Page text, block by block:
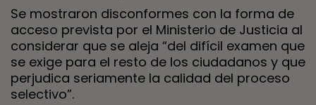
Se mostraron disconformes con la forma de
acceso prevista por el Ministerio de Justicia al
considerar que se aleja “del difícil examen que
se exige para el resto de los ciudadanos y que
perjudica seriamente la calidad del proceso
selectivo”.